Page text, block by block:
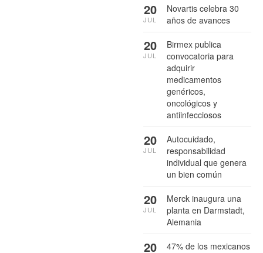
Novartis celebra 30
años de avances
20
JUL
Birmex publica
convocatoria para
adquirir
medicamentos
genéricos,
oncológicos y
antiinfecciosos
20
JUL
Autocuidado,
responsabilidad
individual que genera
un bien común
20
JUL
Merck inaugura una
planta en Darmstadt,
Alemania
20
JUL
47% de los mexicanos
20